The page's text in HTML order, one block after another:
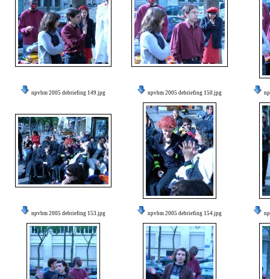
npvbm 2005 debriefing 149.jpg npvbm 2005 debriefing 150.jpg
npvbm 2005 debriefing 153.jpg npvbm 2005 debriefing 154.jpg